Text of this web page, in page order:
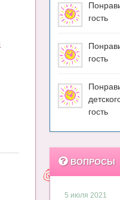
гость
гость
гость
ВОПРОСЫ
5 июля 2021